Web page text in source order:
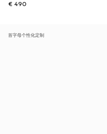
€ 490
首字母个性化定制